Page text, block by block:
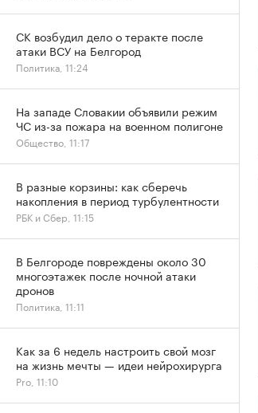
СК возбудил дело о теракте после
атаки ВСУ на Белгород
Политика, 11:24
На западе Словакии объявили режим
ЧС из-за пожара на военном полигоне
Общество, 11:17
В разные корзины: как сберечь
накопления в период турбулентности
РБК и Сбер, 11:15
В Белгороде повреждены около 30
многоэтажек после ночной атаки
дронов
Политика, 11:11
Как за 6 недель настроить свой мозг
на жизнь мечты — идеи нейрохирурга
Pro, 11:10